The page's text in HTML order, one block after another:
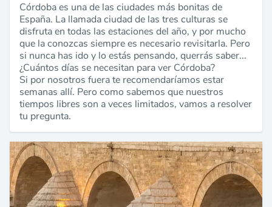
Córdoba es una de las ciudades más bonitas de
España. La llamada ciudad de las tres culturas se
disfruta en todas las estaciones del año, y por mucho
que la conozcas siempre es necesario revisitarla. Pero
si nunca has ido y lo estás pensando, querrás saber...
¿Cuántos días se necesitan para ver Córdoba?
Si por nosotros fuera te recomendaríamos estar
semanas allí. Pero como sabemos que nuestros
tiempos libres son a veces limitados, vamos a resolver
tu pregunta.